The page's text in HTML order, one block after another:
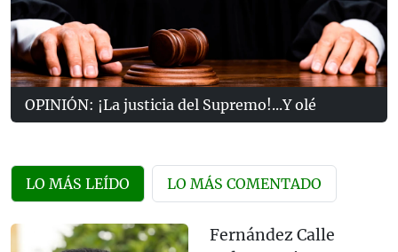
OPINIÓN: ¡La justicia del Supremo!...Y olé
LO MÁS LEÍDO LO MÁS COMENTADO
Fernández Calle